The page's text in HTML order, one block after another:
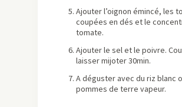
Ajouter l’oignon émincé, les
coupées en dés et le
tomate.
Ajouter le sel et le poivre.
laisser mijoter 30min.
A déguster avec du riz blanc
pommes de terre vapeur.